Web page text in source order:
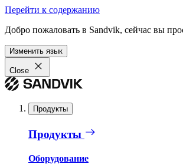
Перейти к содержанию
Добро пожаловать в Sandvik, сейчас вы
Изменить язык
Close
Продукты
Продукты
Оборудование